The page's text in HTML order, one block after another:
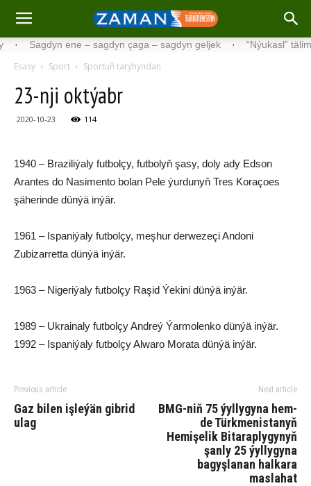
Sagdyn ene – sagdyn çaga – sagdyn geljek · “Nýukasl”
Esasy Sport Sportuň taryhyndan
23-nji oktýabr
2020-10-23 114
1940 – Braziliýaly futbolçy, futbolyň şasy, doly ady Edson
Arantes do Nasimento bolan Pele ýurdunyň Tres Koraçoes
şäherinde dünýä inýär.
1961 – Ispaniýaly futbolçy, meşhur derwezeçi Andoni
Zubizarretta dünýä inýär.
1963 – Nigeriýaly futbolçy Raşid Ýekini dünýä inýär.
1989 – Ukrainaly futbolçy Andreý Ýarmolenko dünýä inýär.
1992 – Ispaniýaly futbolçy Alwaro Morata dünýä inýär.
Previous article
Gaz bilen işleýän gibrid
ulag
Next article
BMG-niň 75 ýyllygyna hem-
de Türkmenistanyň
Hemişelik Bitaraplygynyň
şanly 25 ýyllygyna
bagyşlanan halkara
maslahat